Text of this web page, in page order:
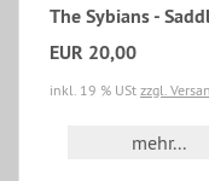
The Sybians -
EUR 20,00
inkl. 19 % USt zzgl.
mehr...